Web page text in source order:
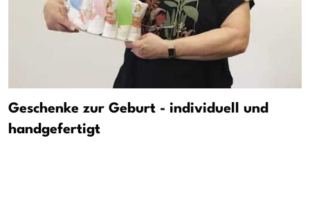
Geschenke zur Geburt - individuell und
handgefertigt